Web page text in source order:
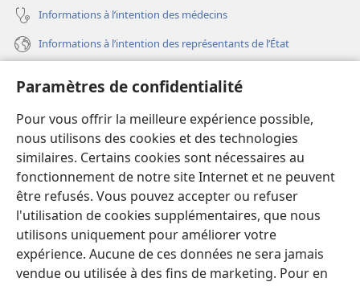
Paramètres de confidentialité
Pour vous offrir la meilleure expérience possible,
nous utilisons des cookies et des technologies
similaires. Certains cookies sont nécessaires au
fonctionnement de notre site Internet et ne peuvent
être refusés. Vous pouvez accepter ou refuser
l'utilisation de cookies supplémentaires, que nous
utilisons uniquement pour améliorer votre
expérience. Aucune de ces données ne sera jamais
vendue ou utilisée à des fins de marketing. Pour en
Informations à l’intention des médecins
Informations à l’intention des représentants de l’État
(ouvre
une
nouvelle
fenêtre)
Bibliothèque en ligne
(ouvre
une
nouvelle
fenêtre)
JW Hub®
(ouvre
une
nouvelle
fenêtre)
JW Library
Watchtower Library